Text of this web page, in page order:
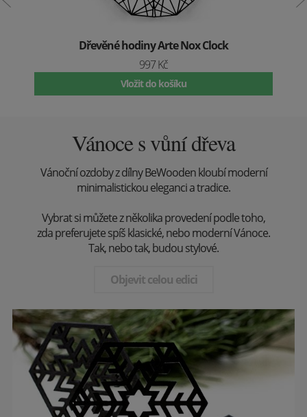
Dřevěné hodiny Arte Nox Clock
997 Kč
Vložit do košíku
Vánoce s vůní dřeva
Vánoční ozdoby z dílny BeWooden kloubí moderní
minimalistickou eleganci a tradice.
Vybrat si můžete z několika provedení podle toho,
zda preferujete spíš klasické, nebo moderní Vánoce.
Tak, nebo tak, budou stylové.
Objevit celou edici